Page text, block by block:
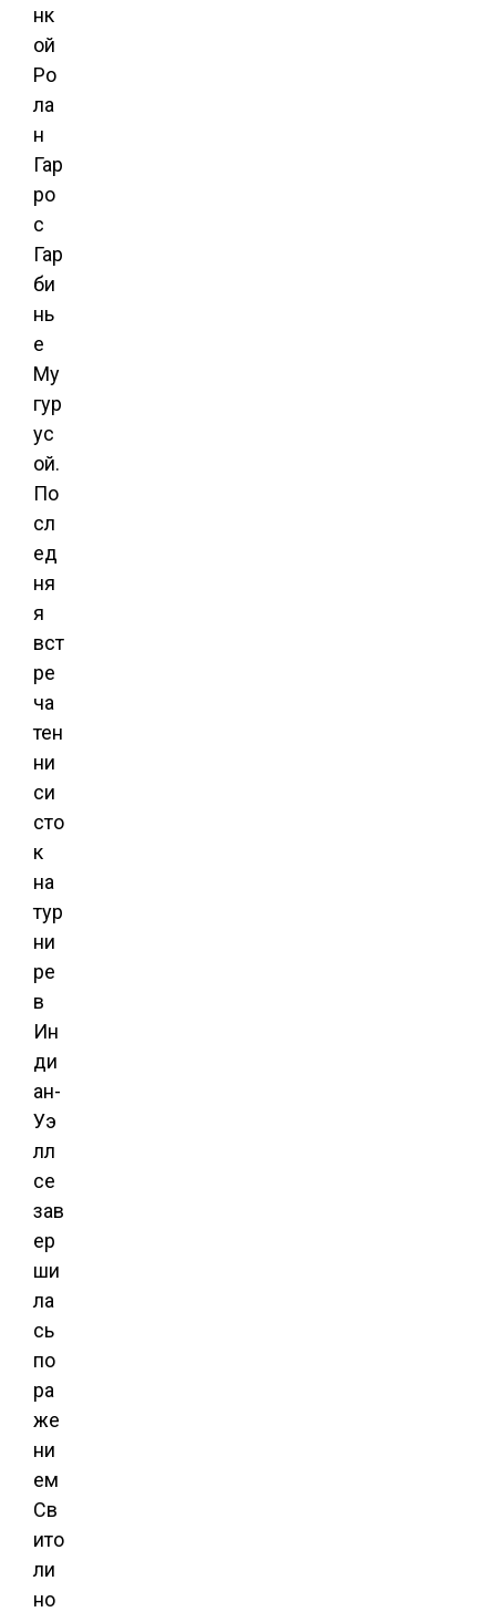
нк
ой
Ро
ла
н
Гар
ро
с
Гар
би
нь
е
Му
гур
ус
ой.
По
сл
ед
ня
я
вст
ре
ча
тен
ни
си
сто
к
на
тур
ни
ре
в
Ин
ди
ан-
Уэ
лл
се
зав
ер
ши
ла
сь
по
ра
же
ни
ем
Св
ито
ли
но